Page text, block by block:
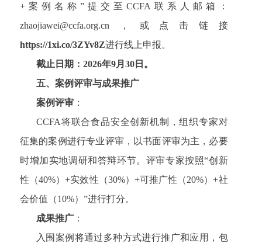
+案例名称”提交至CCFA联系人邮箱：
zhaojiawei@ccfa.org.cn，或点击链接
https://1xi.co/3ZYv8Z进行线上申报。
截止日期：2026年9月30日 。
五、案例评审与成果推广
案例评审：
CCFA将联合食品安全创新机制，组织专家对
征集的案例进行专业评审，以书面评审为主，必要
时增加实地调研和答辩环节。评审专家按照“创新
性（40%）+实效性（30%）+可推广性（20%）+社
会价值（10%）”进行打分。
成果推广：
入围案例将通过多种方式进行推广和应用，包